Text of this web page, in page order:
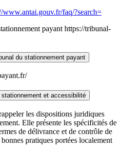
www.antai.gouv.fr/faq/?search=
payant https://tribunal-
du stationnement payant
et accessibilité
les dispositions juridiques
Elle présente les spécificités de
de délivrance et de contrôle de
pratiques portées localement